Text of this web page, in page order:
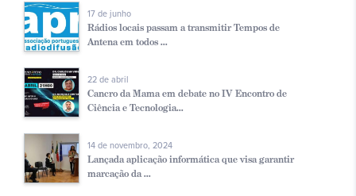
17 de junho
Rádios locais passam a transmitir Tempos de
Antena em todos ...
22 de abril
Cancro da Mama em debate no IV Encontro de
Ciência e Tecnologia...
14 de novembro, 2024
Lançada aplicação informática que visa garantir
marcação da ...